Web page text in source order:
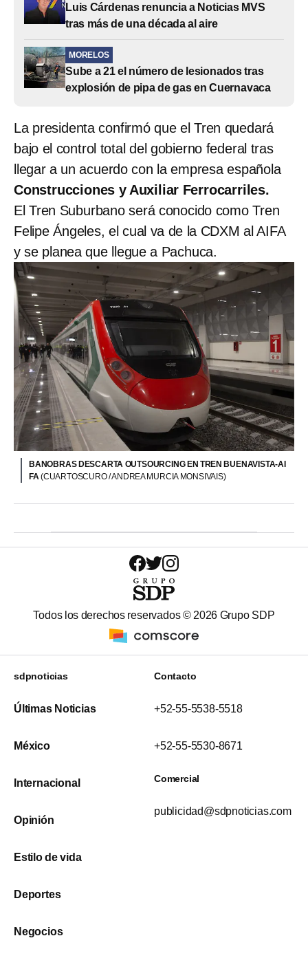
Luis Cárdenas renuncia a Noticias MVS
tras más de una década al aire
MORELOS
Sube a 21 el número de lesionados tras
explosión de pipa de gas en Cuernavaca
La presidenta confirmó que el Tren quedará
bajo el control total del gobierno federal tras
llegar a un acuerdo con la empresa española
Construcciones y Auxiliar Ferrocarriles.
El Tren Suburbano será conocido como Tren
Felipe Ángeles, el cual va de la CDXM al AIFA
y se planea que llegue a Pachuca.
BANOBRAS DESCARTA OUTSOURCING EN TREN BUENAVISTA-AI
FA(CUARTOSCURO / ANDREA MURCIA MONSIVAIS)
Todos los derechos reservados © 2026 Grupo SDP
sdpnoticias
Últimas Noticias
México
Internacional
Opinión
Estilo de vida
Deportes
Negocios
Contacto
+52-55-5538-5518
+52-55-5530-8671
Comercial
publicidad@sdpnoticias.com